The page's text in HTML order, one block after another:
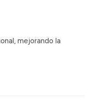
mejorando la